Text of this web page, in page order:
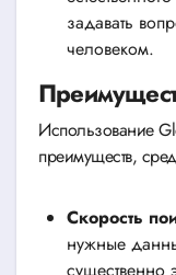
задавать
человеком.
Использование
преимуществ,
Скорость
нужные